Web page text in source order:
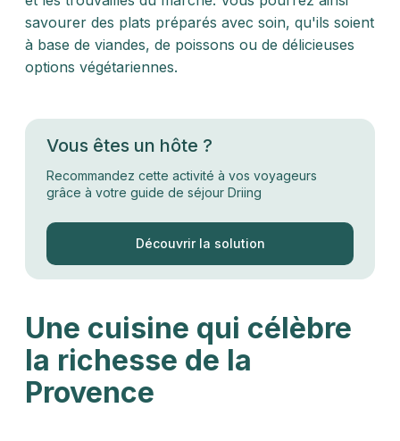
savourer des plats préparés avec soin, qu'ils soient
à base de viandes, de poissons ou de délicieuses
options végétariennes.
Vous êtes un hôte ?
Recommandez cette activité à vos voyageurs
grâce à votre guide de séjour Driing
Découvrir la solution
Une cuisine qui célèbre
la richesse de la
Provence